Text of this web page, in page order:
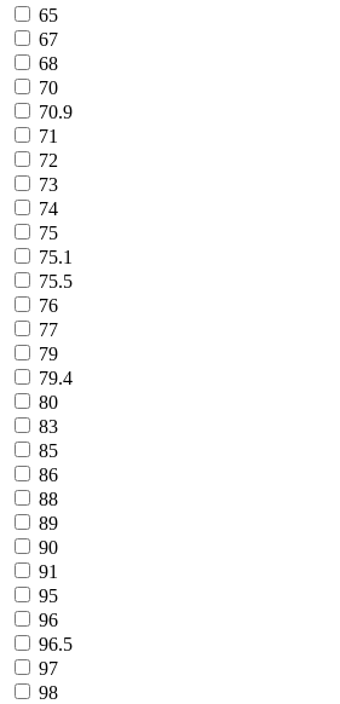
65
67
68
70
70.9
71
72
73
74
75
75.1
75.5
76
77
79
79.4
80
83
85
86
88
89
90
91
95
96
96.5
97
98